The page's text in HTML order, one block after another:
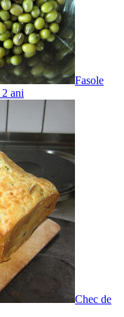
Fasole
2 ani
Chec de